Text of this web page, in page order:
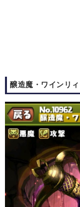
醸造魔・ワインリィ